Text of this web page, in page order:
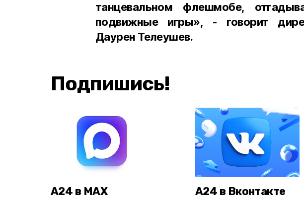
танцевальном флешмобе,
подвижные игры», - говорит
Даурен Телеушев.
Подпишись!
А24 в MAX А24 в Вконтакте